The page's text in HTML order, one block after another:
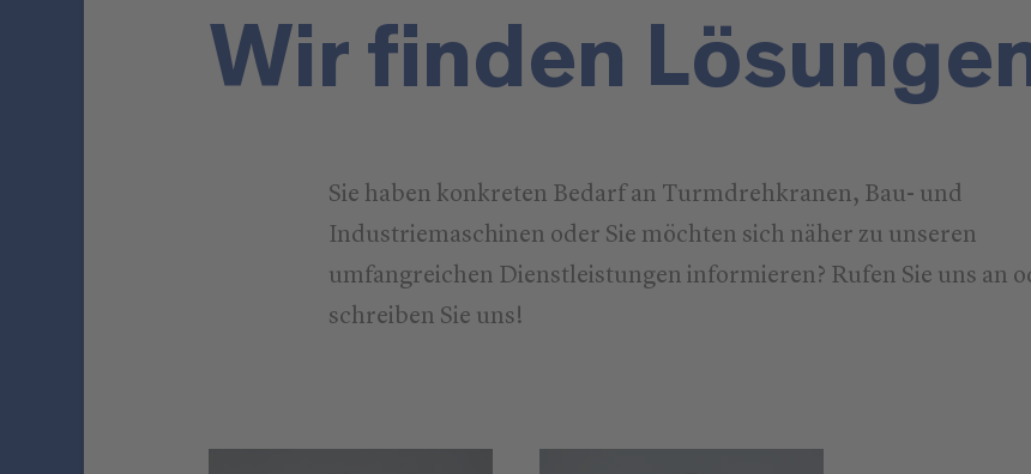
Wir finden
Sie haben konkreten Bedarf an Turmdrehkranen, Bau- und
Industriemaschinen oder Sie möchten sich näher zu unseren
umfangreichen Dienstleistungen informieren? Rufen Sie uns an
schreiben Sie uns!